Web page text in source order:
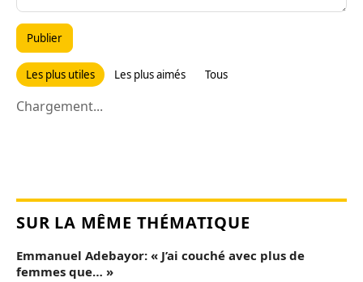
Publier
Les plus utiles Les plus aimés Tous
Chargement...
SUR LA MÊME THÉMATIQUE
Emmanuel Adebayor: « J’ai couché avec plus de
femmes que… »